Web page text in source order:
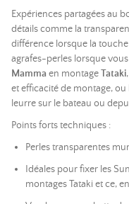
Expériences partagées au
détails comme la
différence lorsque la
agrafes-perles lorsque
Mamma en montageTataki
et efficacité de montage,
leurre sur le bateau ou
Points forts techniques :
Perles transparentes
Idéales pour fixer les
montages Tataki et ce,